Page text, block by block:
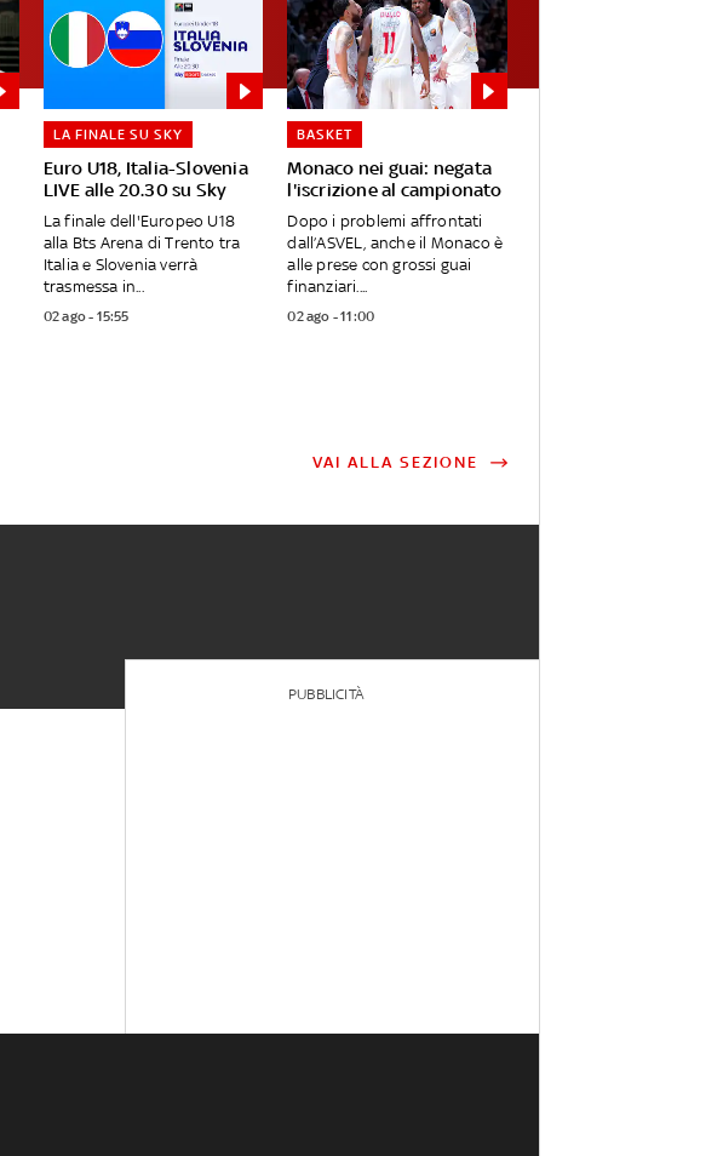
Euro U18, Italia-Slovenia
LIVE alle 20.30 su Sky
LA FINALE SU SKY
La finale dell'Europeo U18
alla Bts Arena di Trento tra
Italia e Slovenia verrà
trasmessa in...
02 ago - 15:55
Monaco nei guai: negata
l'iscrizione al campionato
BASKET
Dopo i problemi affrontati
dall’ASVEL, anche il Monaco è
alle prese con grossi guai
finanziari....
02 ago - 11:00
VAI ALLA SEZIONE
PUBBLICITÀ